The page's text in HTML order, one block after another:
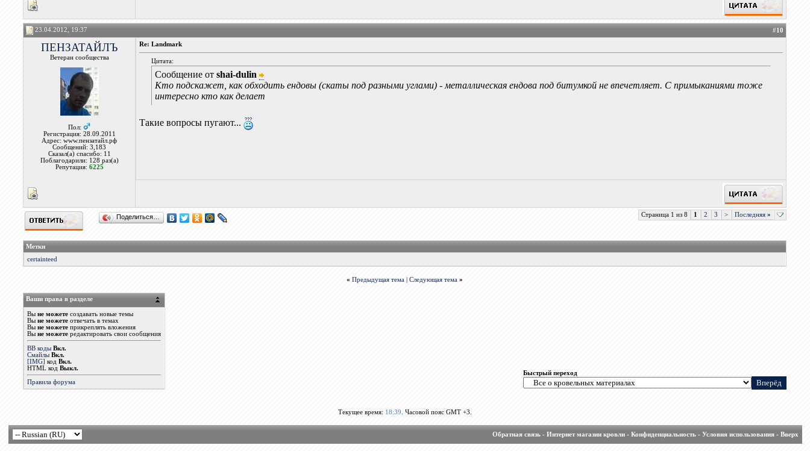
23.04.2012, 19:37 #10
ПЕНЗАТАЙЛЪ
Ветеран сообщества
Пол:
Регистрация: 28.09.2011
Адрес: www.пензатайл.рф
Сообщений: 3,183
Сказал(а) спасибо: 11
Поблагодарили: 128 раз(а)
Репутация: 6225
Re: Landmark
Цитата:
Сообщение отshai-dulin
Кто подскажет, как обходить ендовы (скаты под разными углами) - металлическая ендова под битумкой не впечетляет. С примыканиями тоже
интересно кто как делает
Такие вопросы пугают...
Поделиться… Страница 1 из 8 1 2 3 > Последняя»
Метки
certainteed
« Предыдущая тема |Следующая тема »
Ваши права в разделе
Выне можете создавать новые темы
Выне можете отвечать в темах
Выне можете прикреплять вложения
Выне можете редактировать свои сообщения
BB коды Вкл.
Смайлы Вкл.
[IMG] кодВкл.
HTML кодВыкл.
Правила форума
Быстрый переход
Текущее время: 18:39 . Часовой пояс GMT +3.
Обратная связь- Интернет магазин кровли- Конфиденциальность- Условия использования- Вверх